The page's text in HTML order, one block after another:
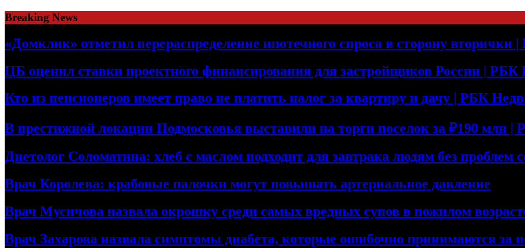
Skip
to
content
Breaking News
«Домклик» отметил перераспределение ипотечного спроса в сторону
ЦБ оценил ставки проектного финансирования для застройщиков России |
Кто из пенсионеров имеет право не платить налог за квартиру и дачу | РБК
В престижной локации Подмосковья выставили на торги поселок за ₽190 млн
Диетолог Соломатина: хлеб с маслом подходит для завтрака людям без проблем
Врач Королева: крабовые палочки могут повышать артериальное давление
Врач Мусичова назвала окрошку среди самых вредных супов в пожилом
Врач Захарова назвала симптомы диабета, которые ошибочно принимаются за